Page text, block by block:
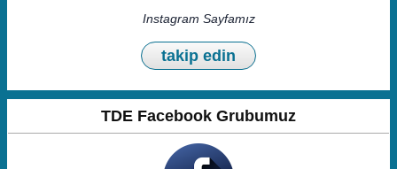
Instagram Sayfamız
takip edin
TDE Facebook Grubumuz